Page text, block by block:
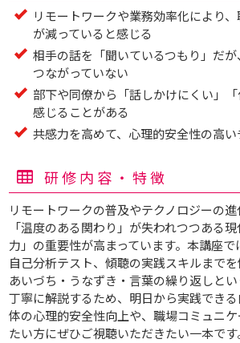
リモートワークや業務効率化により
が減っていると感じる
相手の話を「聞いているつもり」だ
つながっていない
部下や同僚から「話しかけにくい」
感じることがある
共感力を高めて、心理的安全性の高
研修内容・特徴
リモートワークの普及やテクノロジーの
「温度のある関わり」が失われつつある
力」の重要性が高まっています。本講座
自己分析テスト、傾聴の実践スキルまでを
あいづち・うなずき・言葉の繰り返しと
丁寧に解説するため、明日から実践でき
体の心理的安全性向上や、職場コミュニ
たい方にぜひご視聴いただきたい一本です